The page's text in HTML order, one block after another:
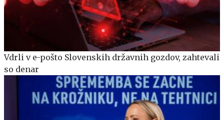
Vdrli v e-pošto Slovenskih državnih gozdov, zahtevali
so denar